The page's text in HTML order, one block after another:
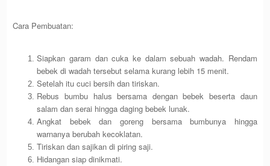
Cara Pembuatan:
Siapkan garam dan cuka ke dalam sebuah wadah. Rendam
bebek di wadah tersebut selama kurang lebih 15 menit.
Setelah itu cuci bersih dan tiriskan.
Rebus bumbu halus bersama dengan bebek beserta daun
salam dan serai hingga daging bebek lunak.
Angkat bebek dan goreng bersama bumbunya hingga
warnanya berubah kecoklatan.
Tiriskan dan sajikan di piring saji.
Hidangan siap dinikmati.